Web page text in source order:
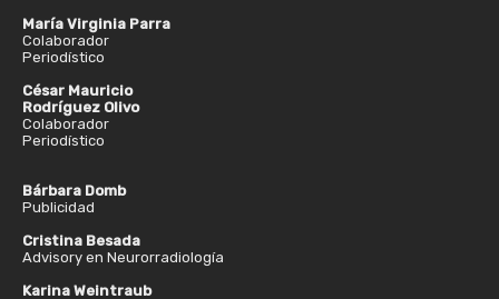
María Virginia Parra
Colaborador
Periodístico
César Mauricio
Rodríguez Olivo
Colaborador
Periodístico
Bárbara Domb
Publicidad
Cristina Besada
Advisory en Neurorradiología
Karina Weintraub